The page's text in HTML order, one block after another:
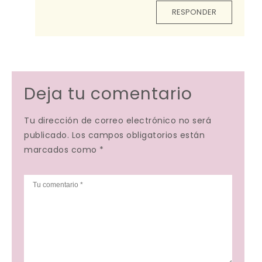
RESPONDER
Deja tu comentario
Tu dirección de correo electrónico no será
publicado. Los campos obligatorios están
marcados como *